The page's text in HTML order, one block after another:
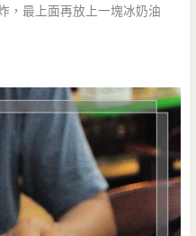
，最上面再放上一塊冰奶油